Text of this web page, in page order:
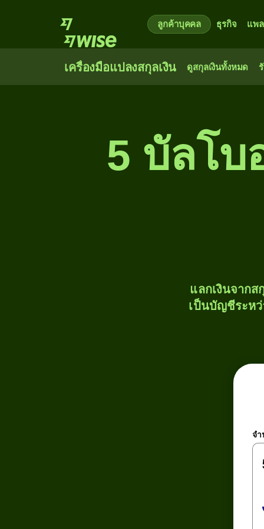
ลูกค้าบุคคล ธุรกิจ แพ
เครื่องมือแปลงสกุลเงิน ดูสกุลเงินทั้งหมด
5 บัลโบ
แลกเงินจากส
เป็นบัญชีระหว่
จ